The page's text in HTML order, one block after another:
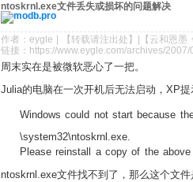
ntoskrnl.exe文件丢失或损坏的问题解决
作者： eygle 【转载请注出处 】|【 云和恩墨
链接： https://www.eygle.com/archives/
周末实在是被微软恶心了一把。
Julia的电脑在一次开机后无法启动，XP提
Windows could not start because
\system32\ntoskrnl.exe.
Please reinstall a copy of the above
ntoskrnl.exe文件找不到了，那么这个文